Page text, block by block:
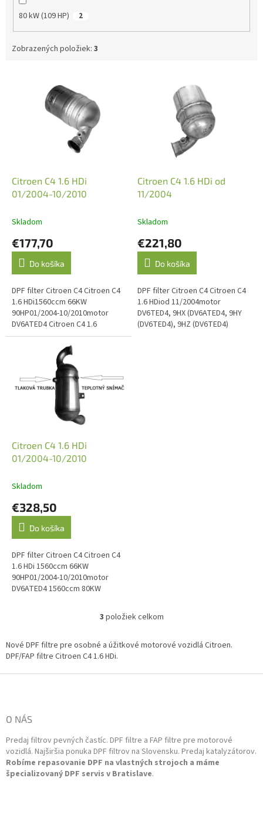
80 kW (109 HP) 2
Zobrazených položiek: 3
Citroen C4 1.6 HDi
01/2004-10/2010
Skladom
€177,70
Do košíka
DPF filter Citroen C4 Citroen C4
1.6 HDi1560ccm 66KW
90HP01/2004-10/2010motor
DV6ATED4 Citroen C4 1.6
HDi1560ccm 80KW
109HP04/2005-10/2010motor
DV6TED4 Nutné overenie...
Citroen C4 1.6 HDi od
11/2004
Skladom
€221,80
Do košíka
DPF filter Citroen C4 Citroen C4
1.6 HDiod 11/2004motor
DV6TED4, 9HX (DV6ATED4, 9HY
(DV6TED4), 9HZ (DV6TED4)
Citroen C4 1.6 HDi
01/2004-10/2010
Skladom
€328,50
Do košíka
DPF filter Citroen C4 Citroen C4
1.6 HDi 1560ccm 66KW
90HP01/2004-10/2010motor
DV6ATED4 1560ccm 80KW
DV6TED4 O.E. kód: 1731.EN,
O
l
a
r
v
k
y
v
3 položiek celkom
Nové DPF filtre pre osobné a úžitkové motorové vozidlá Citroen.
DPF/FAP filtre Citroen C4 1.6 HDi.
O NÁS
Predaj filtrov pevných častíc. DPF filtre a FAP filtre pre motorové
vozidlá. Najširšia ponuka DPF filtrov na Slovensku. Predaj katalyzátorov.
Robíme repasovanie DPF na vlastných strojoch a máme
špecializovaný DPF servis v Bratislave.